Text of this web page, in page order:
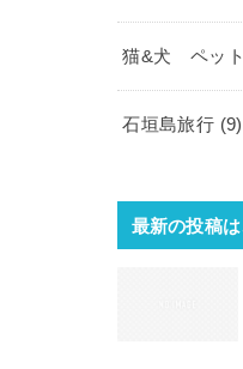
猫&犬 ペッ
石垣島旅行 (9)
最新の投稿